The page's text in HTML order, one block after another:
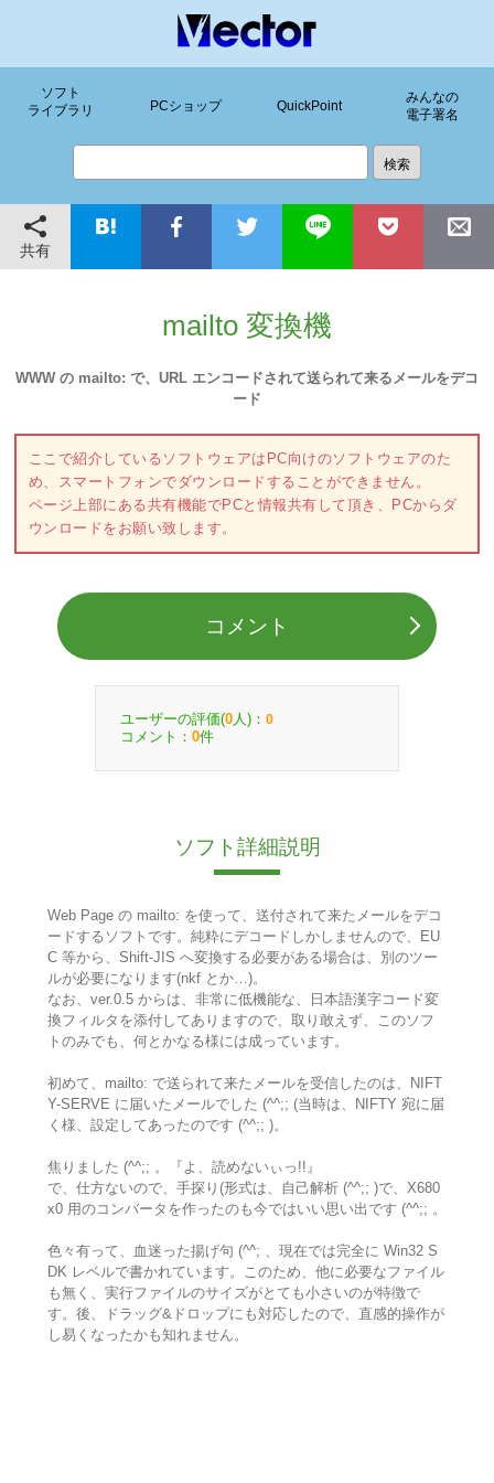
ソフト
ライブラリ
PCショップ QuickPoint
みんなの
電子署名
共有
mailto 変換機
WWW の mailto: で、URL エンコードされて送られて来るメールをデコ
ード
ここで紹介しているソフトウェアはPC向けのソフトウェアのた
め、スマートフォンでダウンロードすることができません。
ページ上部にある共有機能でPCと情報共有して頂き、PCからダ
ウンロードをお願い致します。
コメント
ユーザーの評価(0 人)： 0
コメント： 0件
ソフト詳細説明
Web Page の mailto: を使って、送付されて来たメールをデコ
ードするソフトです。純粋にデコードしかしませんので、EU
C 等から、Shift-JIS へ変換する必要がある場合は、別のツー
ルが必要になります(nkf とか…)。
なお、ver.0.5 からは、非常に低機能な、日本語漢字コード変
換フィルタを添付してありますので、取り敢えず、このソフ
トのみでも、何とかなる様には成っています。
初めて、mailto: で送られて来たメールを受信したのは、NIFT
Y-SERVE に届いたメールでした (^^;; (当時は、NIFTY 宛に届
く様、設定してあったのです (^^;; )。
焦りました (^^;; 。『よ、読めないぃっ!!』
で、仕方ないので、手探り(形式は、自己解析 (^^;; )で、X680
x0 用のコンバータを作ったのも今ではいい思い出です (^^;; 。
色々有って、血迷った揚げ句 (^^; 、現在では完全に Win32 S
DK レベルで書かれています。このため、他に必要なファイル
も無く、実行ファイルのサイズがとても小さいのが特徴で
す。後、ドラッグ&ドロップにも対応したので、直感的操作が
し易くなったかも知れません。